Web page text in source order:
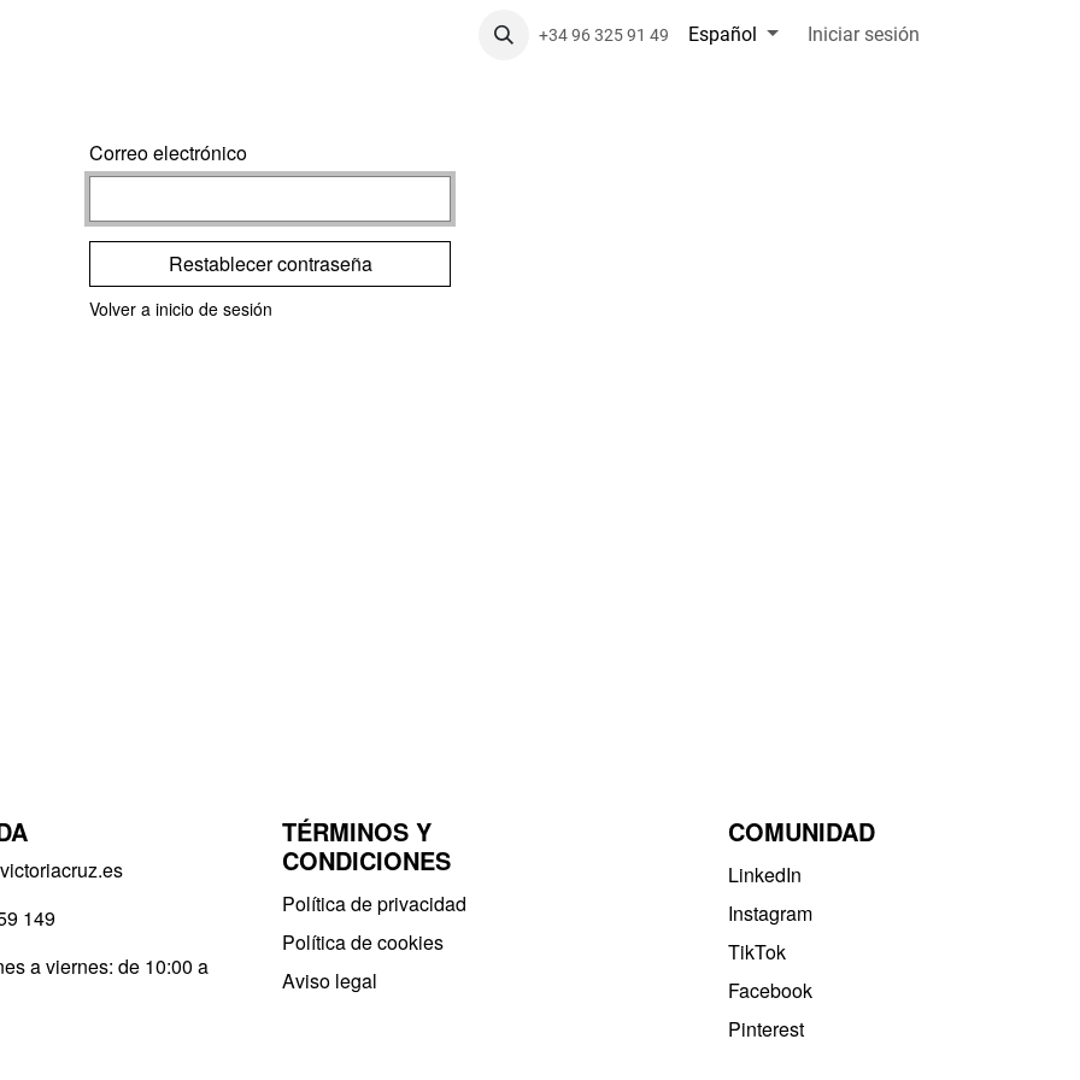
+34 96 325 91 49 Español Iniciar sesión
Correo electrónico
Restablecer contraseña
Volver a inicio de sesión
TÉRMINOS Y
CONDICIONES
Política de privacidad​
Política de cookies
Aviso legal
149
a viernes: de 10:00 a
COMUNIDAD
LinkedIn
Instagram
TikTok
Facebook
Pinterest